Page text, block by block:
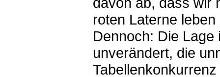
roten Laterne
Dennoch: Die Lage
unverändert, die